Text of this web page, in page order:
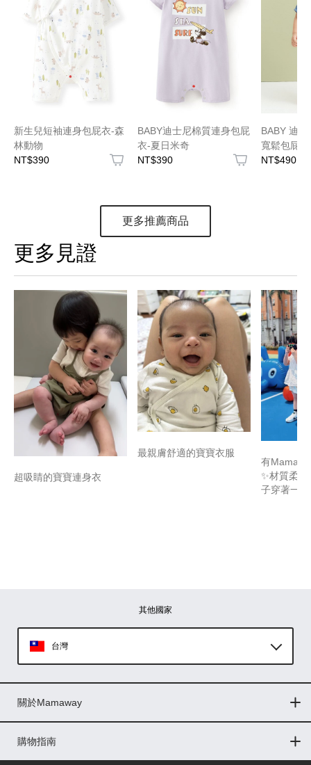
新生兒短袖連身包屁衣-森
林動物
NT$390
BABY迪士尼棉質連身包屁
衣-夏日米奇
NT$390
BABY 迪
寬鬆包屁
NT$490
更多推薦商品
更多見證
超吸睛的寶寶連身衣
最親膚舒適的寶寶衣服
有
✨材質柔
子穿著一
其他國家
台灣
印尼
菲律賓
馬來西亞
關於Mamaway
門市據點
最新消息
品牌故事
人力招募
媒體花絮
隱私權聲明
CSR企業社會責任
購物指南
購物常見問題
退換貨問題
儲值金使用條款
購買儲值金
發票問題
會員權益
線上留言
吸乳器-免費體驗